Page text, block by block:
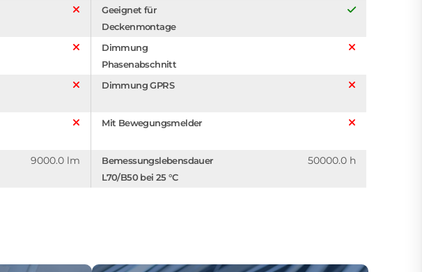
Geeignet für
Deckenmontage
Dimmung
Phasenabschnitt
Dimmung GPRS
Mit Bewegungsmelder
9000.0 lm
Bemessungslebensdauer
L70/B50 bei 25 °C
50000.0 h